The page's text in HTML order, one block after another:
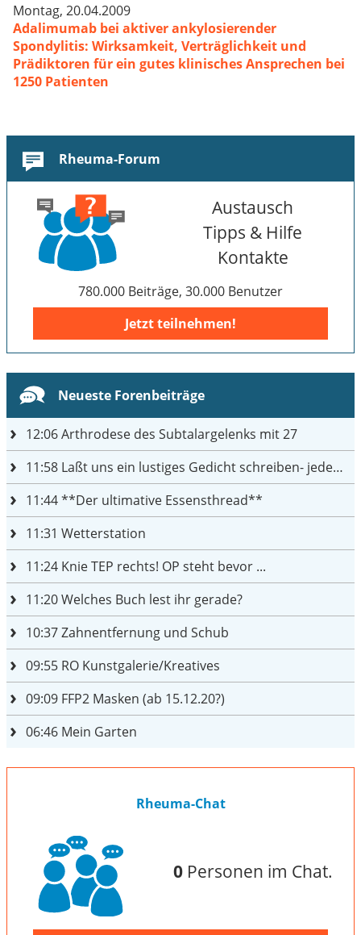
Montag, 20.04.2009
Adalimumab bei aktiver ankylosierender
Spondylitis: Wirksamkeit, Verträglichkeit und
Prädiktoren für ein gutes klinisches Ansprechen bei
1250 Patienten
Rheuma-Forum
Austausch
Tipps & Hilfe
Kontakte
780.000 Beiträge, 30.000 Benutzer
Jetzt teilnehmen!
Neueste Forenbeiträge
12:06Arthrodese des Subtalargelenks mit 27
11:58 Laßt uns ein lustiges Gedicht schreiben- jeder einen Satz
11:44**Der ultimative Essensthread**
11:31 Wetterstation
11:24 Knie TEP rechts! OP steht bevor ...
11:20Welches Buch lest ihr gerade?
10:37Zahnentfernung und Schub
09:55 RO Kunstgalerie/Kreatives
09:09 FFP2 Masken (ab 15.12.20?)
06:46 Mein Garten
Rheuma-Chat
0Personen im Chat.